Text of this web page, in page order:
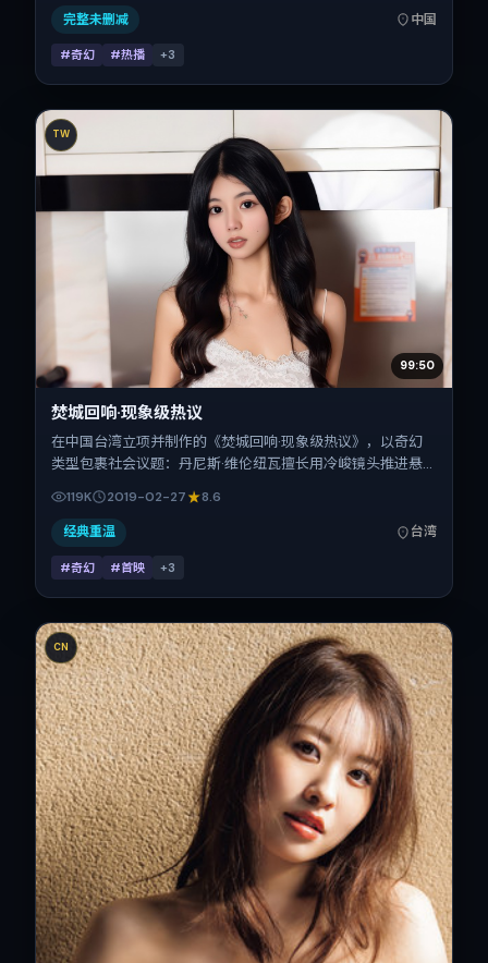
续登陆院线与网络平台，春季档公映，片长110分钟。
完整未删减 中国
#奇幻 #热播 +3
TW
99:50
焚城回响·现象级热议
在中国台湾立项并制作的《焚城回响·现象级热议》，以奇幻
类型包裹社会议题：丹尼斯·维伦纽瓦擅长用冷峻镜头推进悬
念，宋佳、段奕宏、张家辉、瑛太的对手戏为看点之一。上映
时间：2019-02-27；片长106分钟；适合关注现实质感与类
型片结构的观众。
119K 2019-02-27 8.6
经典重温 台湾
#奇幻 #首映 +3
CN